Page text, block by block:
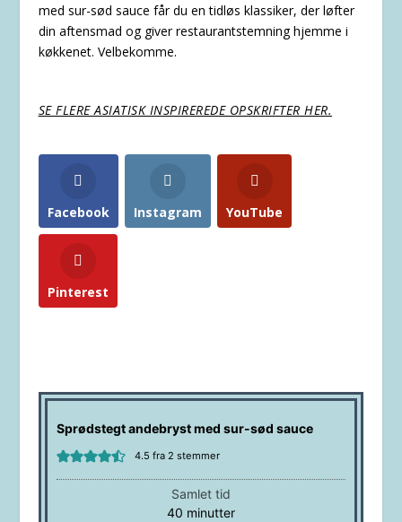
med sur-sød sauce får du en tidløs klassiker, der løfter
din aftensmad og giver restaurantstemning hjemme i
køkkenet. Velbekomme.
SE FLERE ASIATISK INSPIREREDE OPSKRIFTER HER.
Facebook Instagram YouTube
Pinterest
Sprødstegt andebryst med sur-sød sauce
4.5 fra 2 stemmer
Samlet tid
40minutter
minutter